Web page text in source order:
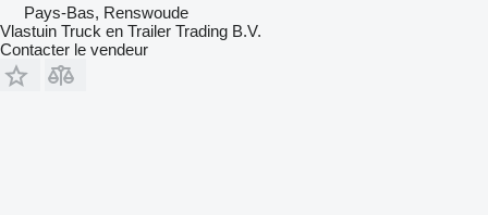
Pays-Bas, Renswoude
Vlastuin Truck en Trailer Trading B.V.
Contacter le vendeur